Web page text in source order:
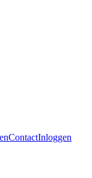
ContactInloggen